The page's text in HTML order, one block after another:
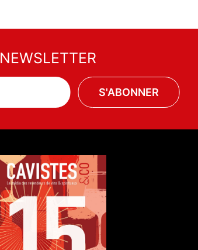
NEWSLETTER